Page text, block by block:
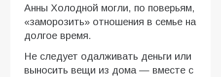
Анны Холодной могли, по поверьям,
«заморозить» отношения в семье на
долгое время.
Не следует одалживать деньги или
выносить вещи из дома — вместе с